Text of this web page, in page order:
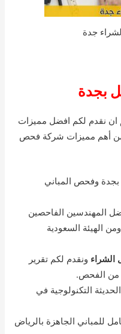
جدة
بجدة
ان نقدم لكم افضل مميزات
أهم مميزات شركة فحص
بجدة وفحص المباني
المهندسين الفاحصين
الهيئة السعودية
الشراء ونقدم لكم تقرير
من الفحص.
التكنولوجية في
للمباني الجاهزة بالرياض